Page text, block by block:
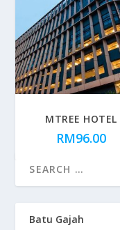
MTREE HOTEL
RM96.00
Batu Gajah